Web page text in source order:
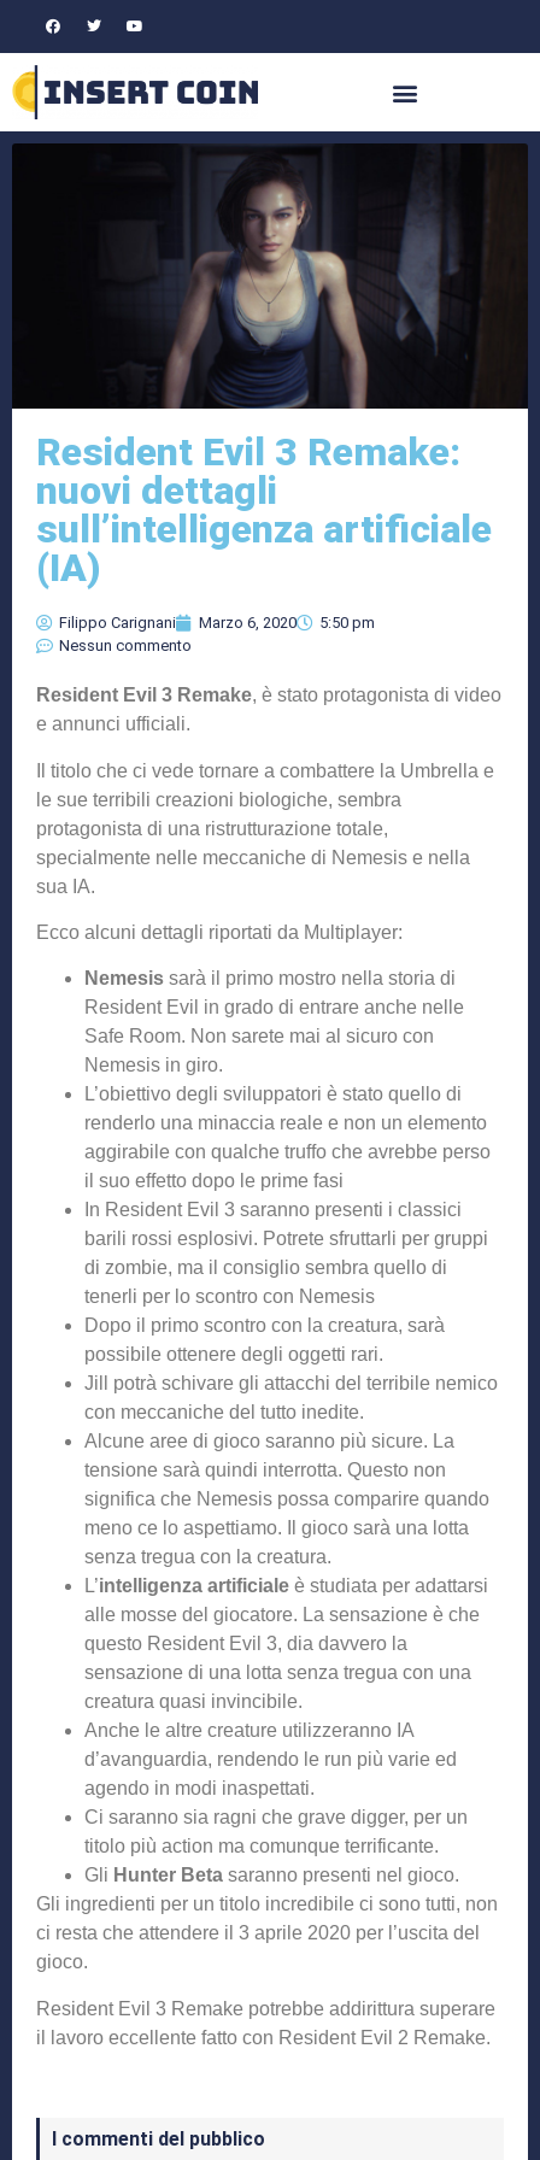
Resident Evil 3 Remake:
nuovi dettagli
sull’intelligenza artificiale
(IA)
Filippo Carignani Marzo 6, 2020
5:50 pm
Nessun commento
Resident Evil 3 Remake, è stato protagonista di video
e annunci ufficiali.
Il titolo che ci vede tornare a combattere la Umbrella e
le sue terribili creazioni biologiche, sembra
protagonista di una ristrutturazione totale,
specialmente nelle meccaniche di Nemesis e nella
sua IA.
Ecco alcuni dettagli riportati da Multiplayer:
Nemesis sarà il primo mostro nella storia di
Resident Evil in grado di entrare anche nelle
Safe Room. Non sarete mai al sicuro con
Nemesis in giro.
L’obiettivo degli sviluppatori è stato quello di
renderlo una minaccia reale e non un elemento
aggirabile con qualche truffo che avrebbe perso
il suo effetto dopo le prime fasi
In Resident Evil 3 saranno presenti i classici
barili rossi esplosivi. Potrete sfruttarli per gruppi
di zombie, ma il consiglio sembra quello di
tenerli per lo scontro con Nemesis
Dopo il primo scontro con la creatura, sarà
possibile ottenere degli oggetti rari.
Jill potrà schivare gli attacchi del terribile nemico
con meccaniche del tutto inedite.
Alcune aree di gioco saranno più sicure. La
tensione sarà quindi interrotta. Questo non
significa che Nemesis possa comparire quando
meno ce lo aspettiamo. Il gioco sarà una lotta
senza tregua con la creatura.
L’intelligenza artificiale è studiata per adattarsi
alle mosse del giocatore. La sensazione è che
questo Resident Evil 3, dia davvero la
sensazione di una lotta senza tregua con una
creatura quasi invincibile.
Anche le altre creature utilizzeranno IA
d’avanguardia, rendendo le run più varie ed
agendo in modi inaspettati.
Ci saranno sia ragni che grave digger, per un
titolo più action ma comunque terrificante.
Gli Hunter Beta saranno presenti nel gioco.
Gli ingredienti per un titolo incredibile ci sono tutti, non
ci resta che attendere il 3 aprile 2020 per l’uscita del
gioco.
Resident Evil 3 Remake potrebbe addirittura superare
il lavoro eccellente fatto con Resident Evil 2 Remake.
I commenti del pubblico